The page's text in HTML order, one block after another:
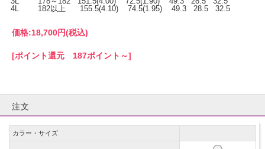
4L 182以上 155.5(4.10) 74.5(1.95) 49.3 28.5 32.5
価格:18,700円(税込)
[ポイント還元 187ポイント～]
注文
カラー・サイズ